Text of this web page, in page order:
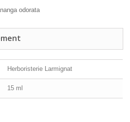
odorata
Herboristerie Larmignat
15 ml